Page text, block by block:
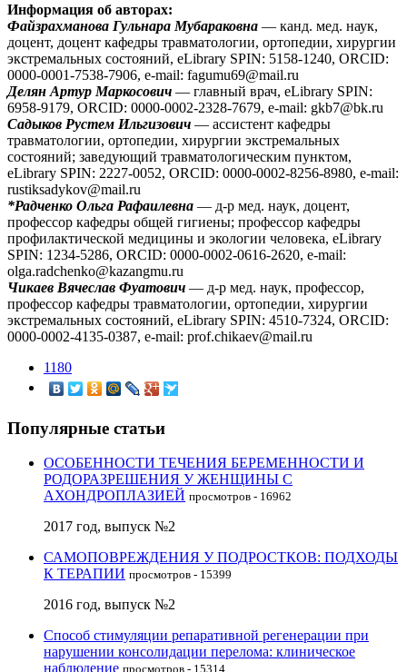
Информация об авторах:
Файзрахманова Гульнара Мубараковна — канд. мед. наук,
доцент, доцент кафедры травматологии, ортопедии, хирургии
экстремальных состояний, eLibrary SPIN: 5158-1240, ORCID:
0000-0001-7538-7906, e-mail: fagumu69@mail.ru
Делян Артур Маркосович — главный врач, eLibrary SPIN:
6958-9179, ORCID: 0000-0002-2328-7679, e-mail: gkb7@bk.ru
Садыков Рустем Ильгизович — ассистент кафедры
травматологии, ортопедии, хирургии экстремальных
состояний; заведующий травматологическим пунктом,
eLibrary SPIN: 2227-0052, ORCID: 0000-0002-8256-8980, e-mail:
rustiksadykov@mail.ru
*Радченко Ольга Рафаилевна — д-р мед. наук, доцент,
профессор кафедры общей гигиены; профессор кафедры
профилактической медицины и экологии человека, eLibrary
SPIN: 1234-5286, ORCID: 0000-0002-0616-2620, e-mail:
olga.radchenko@kazangmu.ru
Чикаев Вячеслав Фуатович — д-р мед. наук, профессор,
профессор кафедры травматологии, ортопедии, хирургии
экстремальных состояний, eLibrary SPIN: 4510-7324, ORCID:
0000-0002-4135-0387, e-mail: prof.chikaev@mail.ru
1180
Популярные статьи
ОСОБЕННОСТИ ТЕЧЕНИЯ БЕРЕМЕННОСТИ И
РОДОРАЗРЕШЕНИЯ У ЖЕНЩИНЫ С
АХОНДРОПЛАЗИЕЙ просмотров - 16962
2017 год, выпуск №2
САМОПОВРЕЖДЕНИЯ У ПОДРОСТКОВ: ПОДХОДЫ
К ТЕРАПИИ просмотров - 15399
2016 год, выпуск №2
Способ стимуляции репаративной регенерации при
нарушении консолидации перелома: клиническое
наблюдение просмотров - 15314